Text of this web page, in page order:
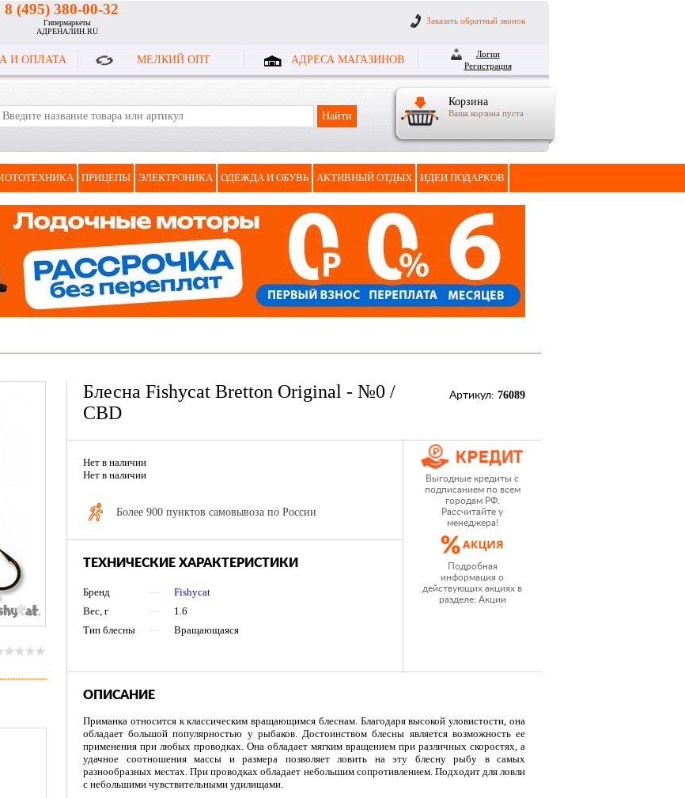
8 (495) 380-00-32
Гипермаркеты
АДРЕНАЛИН.RU
Заказать обратный звонок
И ОПЛАТА МЕЛКИЙ ОПТ АДРЕСА МАГАЗИНОВ
Логин
Регистрация
Корзина
Ваша корзина пуста
ПРИЦЕПЫ ЭЛЕКТРОНИКА ОДЕЖДА И ОБУВЬ АКТИВНЫЙ ОТДЫХ ИДЕИ ПОДАРКОВ
Блесна Fishycat Bretton Original - №0 /
CBD
Артикул: 76089
Нет в наличии
Нет в наличии
Более 900 пунктов самовывоза по России
ТЕХНИЧЕСКИЕ ХАРАКТЕРИСТИКИ
Бренд —
Fishycat
Вес, г
—
1.6
Тип блесны
— Вращающаяся
Выгодные кредиты с
подписанием по всем
городам РФ.
Рассчитайте у
менеджера!
Подробная
информация о
действующих акциях в
разделе: Акции
ОПИСАНИЕ
Приманка относится к классическим вращающимся блеснам. Благодаря высокой уловистости, она
обладает большой популярностью у рыбаков. Достоинством блесны является возможность ее
применения при любых проводках. Она обладает мягким вращением при различных скоростях, а
удачное соотношения массы и размера позволяет ловить на эту блесну рыбу в самых
разнообразных местах. При проводках обладает небольшим сопротивлением. Подходит для ловли
с небольшими чувствительными удилищами.